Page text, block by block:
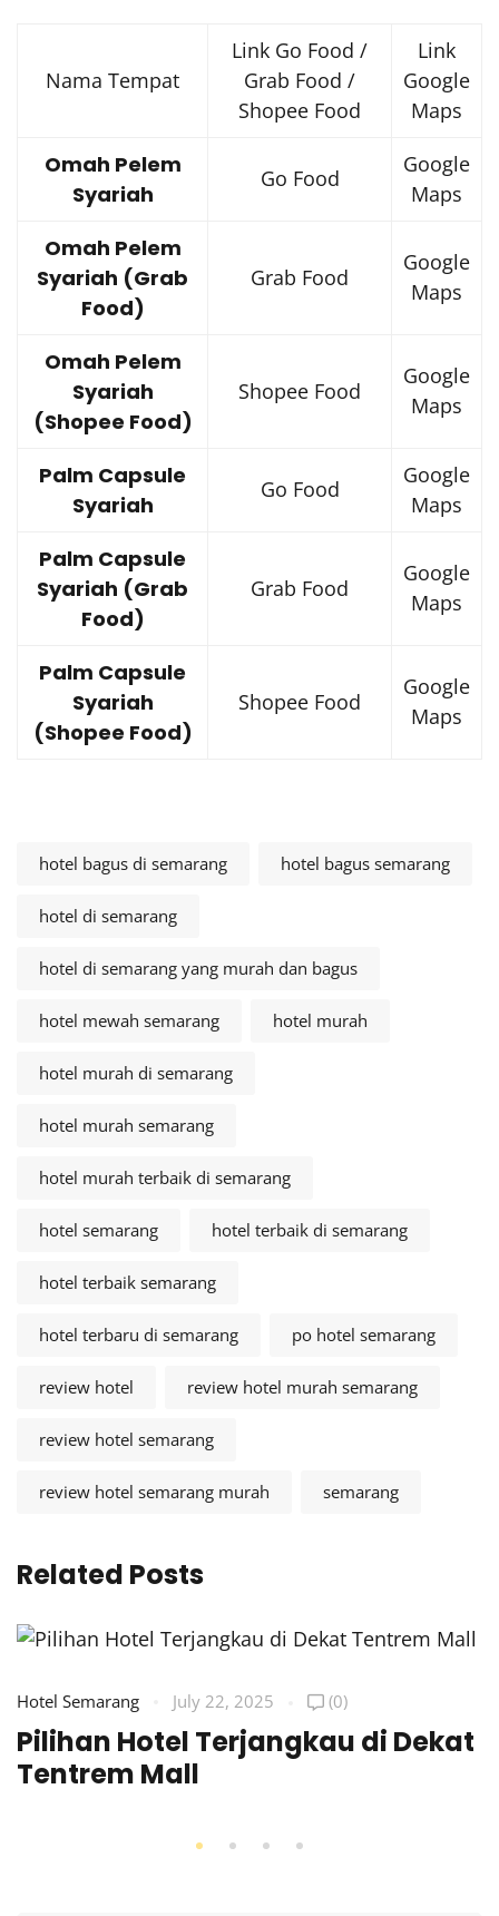
Nama Tempat
Link Go Food /
Grab Food /
Shopee Food
Link
Google
Maps
Omah Pelem
Syariah
Go Food
Google
Maps
Omah Pelem
Syariah (Grab
Food)
Grab Food
Google
Maps
Omah Pelem
Syariah
(Shopee Food)
Shopee Food
Google
Maps
Palm Capsule
Syariah
Go Food
Google
Maps
Palm Capsule
Syariah (Grab
Food)
Grab Food
Google
Maps
Palm Capsule
Syariah
(Shopee Food)
Shopee Food
Google
Maps
hotel bagus di semarang hotel bagus semarang
hotel di semarang
hotel di semarang yang murah dan bagus
hotel mewah semarang hotel murah
hotel murah di semarang
hotel murah semarang
hotel murah terbaik di semarang
hotel semarang hotel terbaik di semarang
hotel terbaik semarang
hotel terbaru di semarang po hotel semarang
review hotel review hotel murah semarang
review hotel semarang
review hotel semarang murah semarang
Related Posts
Hotel Semarang July 22, 2025 (0)
Pilihan Hotel Terjangkau di Dekat
Tentrem Mall